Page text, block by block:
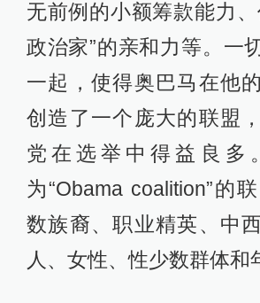
无前例的小额筹款能力
政治家”的亲和力等。一
一起，使得奥巴马在他
创造了一个庞大的联盟
党在选举中得益良多
为“Obama coalition”的
数族裔、职业精英、中
人、女性、性少数群体和